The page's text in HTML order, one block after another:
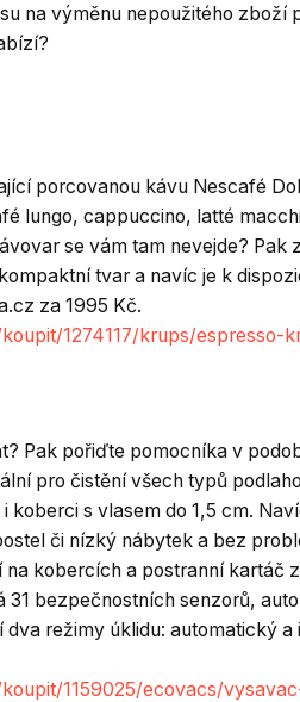
na výměnu nepoužitého zboží
porcovanou kávu Nescafé
lungo, cappuccino, latté
se vám tam nevejde? Pak
tvar a navíc je k
za 1995 Kč.
1274117/krups/espresso-
Pak pořiďte pomocníka v
pro čistění všech typů
koberci s vlasem do 1,5 cm.
či nízký nábytek a bez
kobercích a postranní kartáč
bezpečnostních senzorů,
režimy úklidu: automatický
1159025/ecovacs/